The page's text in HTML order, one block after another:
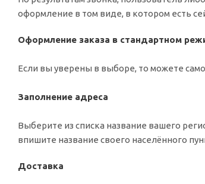
оформление в том виде, в котором есть
Оформление заказа в стандартном
Если вы уверены в выборе, то можете
Заполнение адреса
Выберите из списка название вашего
впишите название своего населённого
Доставка